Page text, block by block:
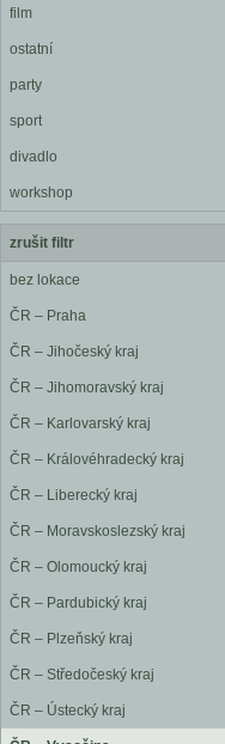
film
ostatní
party
sport
divadlo
workshop
zrušit filtr
bez lokace
ČR – Praha
ČR – Jihočeský kraj
ČR – Jihomoravský kraj
ČR – Karlovarský kraj
ČR – Královéhradecký kraj
ČR – Liberecký kraj
ČR – Moravskoslezský kraj
ČR – Olomoucký kraj
ČR – Pardubický kraj
ČR – Plzeňský kraj
ČR – Středočeský kraj
ČR – Ústecký kraj